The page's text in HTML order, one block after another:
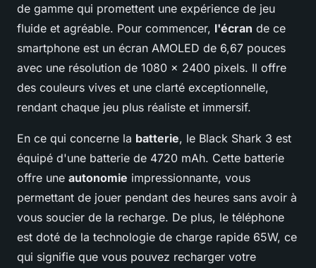
de gamme qui promettent une expérience de jeu
fluide et agréable. Pour commencer, l'écran de ce
smartphone est un écran AMOLED de 6,67 pouces
avec une résolution de 1080 x 2400 pixels. Il offre
des couleurs vives et une clarté exceptionnelle,
rendant chaque jeu plus réaliste et immersif.
En ce qui concerne la batterie, le Black Shark 3 est
équipé d'une batterie de 4720 mAh. Cette batterie
offre une autonomie impressionnante, vous
permettant de jouer pendant des heures sans avoir à
vous soucier de la recharge. De plus, le téléphone
est doté de la technologie de charge rapide 65W, ce
qui signifie que vous pouvez recharger votre